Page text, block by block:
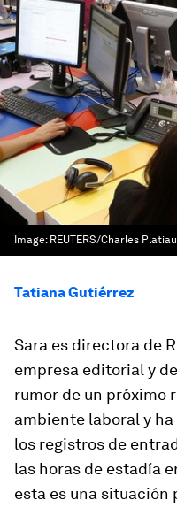
Image: REUTERS/Charles Platiau
Tatiana Gutiérrez
Sara es directora de
empresa editorial y
rumor de un próximo
ambiente laboral y
los registros de
las horas de estadía
esta es una situación